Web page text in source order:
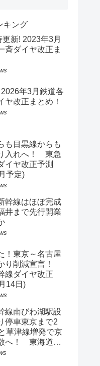
キング
新! 2023年3月
斉ダイヤ改正ま
年3月鉄道各
ヤ改正まとめ！
も目黒線からも
入れへ！ 東急
イヤ改正予測
予定)
幹線はほぼ完成
井まで先行開業
！東京～名古屋
り削減宣言！
線ダイヤ改正
14日)
線南びわ湖駅設
停車東京まで2
草津線増発で京
へ！ 東海道新
改正予測(2040